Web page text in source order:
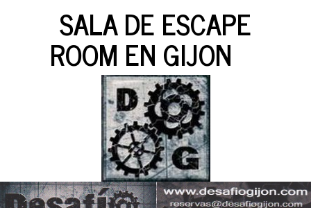
SALA DE ESCAPE
ROOM EN GIJON